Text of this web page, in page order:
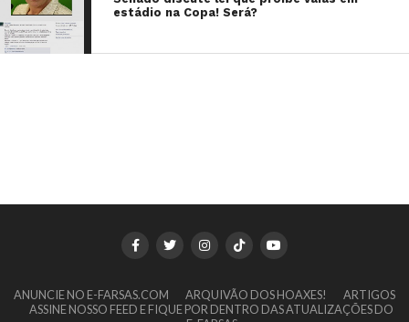
estádio na Copa! Será?
ANUNCIE NO E-FARSAS.COM ARQUIVÃO DOS HOAXES!
ARTIGOS
ASSINE NOSSO FEED E FIQUE POR DENTRO DAS ATUALIZAÇÕES DO